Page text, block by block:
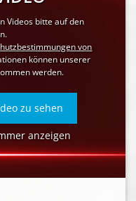
Videos bitte auf den
von
können unserer
werden.
zu sehen
anzeigen